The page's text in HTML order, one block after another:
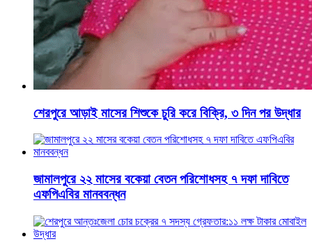
শেরপুরে আড়াই মাসের শিশুকে চুরি করে বিক্রি, ৩ দিন পর উদ্ধার
জামালপুরে ২২ মাসের বকেয়া বেতন পরিশোধসহ ৭ দফা দাবিতে
এফপিএবির মানববন্ধন